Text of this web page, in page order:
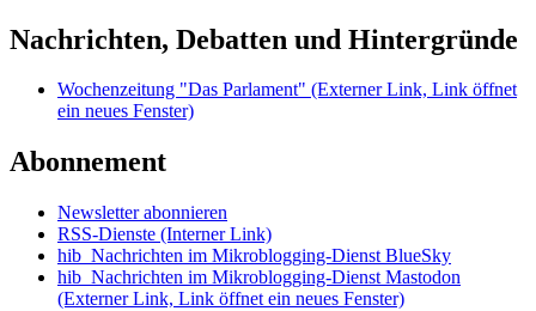
Nachrichten, Debatten und Hintergründe
Wochenzeitung "Das Parlament" (Externer Link, Link öffnet
ein neues Fenster)
Abonnement
Newsletter abonnieren
RSS-Dienste (Interner Link)
hib_Nachrichten im Mikroblogging-Dienst BlueSky
hib_Nachrichten im Mikroblogging-Dienst Mastodon
(Externer Link, Link öffnet ein neues Fenster)